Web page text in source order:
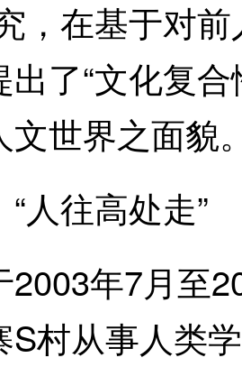
，在基于对
出了“文化复
文世界之面貌
“人往高处走”
年7月至
S村从事人类